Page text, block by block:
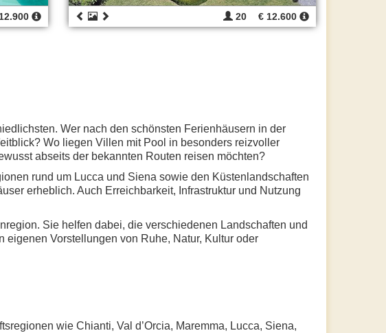
20 € 12.600
Wer nach den schönsten Ferienhäusern in der
Wo liegen Villen mit Pool in besonders reizvoller
abseits der bekannten Routen reisen möchten?
rund um Lucca und Siena sowie den Küstenlandschaften
erheblich. Auch Erreichbarkeit, Infrastruktur und Nutzung
Sie helfen dabei, die verschiedenen Landschaften und
Vorstellungen von Ruhe, Natur, Kultur oder
wie Chianti, Val d’Orcia, Maremma, Lucca, Siena,